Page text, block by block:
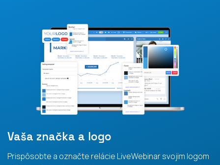
Vaša značka a logo
Prispôsobte a označte relácie LiveWebinar svojim logom